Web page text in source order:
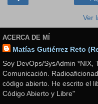
Ver
ACERCA DE MÍ
Matías Gutiérrez Reto
Soy DevOps/SysAdmin *NIX,
Comunicación.
código abierto. He escrito el
Código Abierto y Libre"